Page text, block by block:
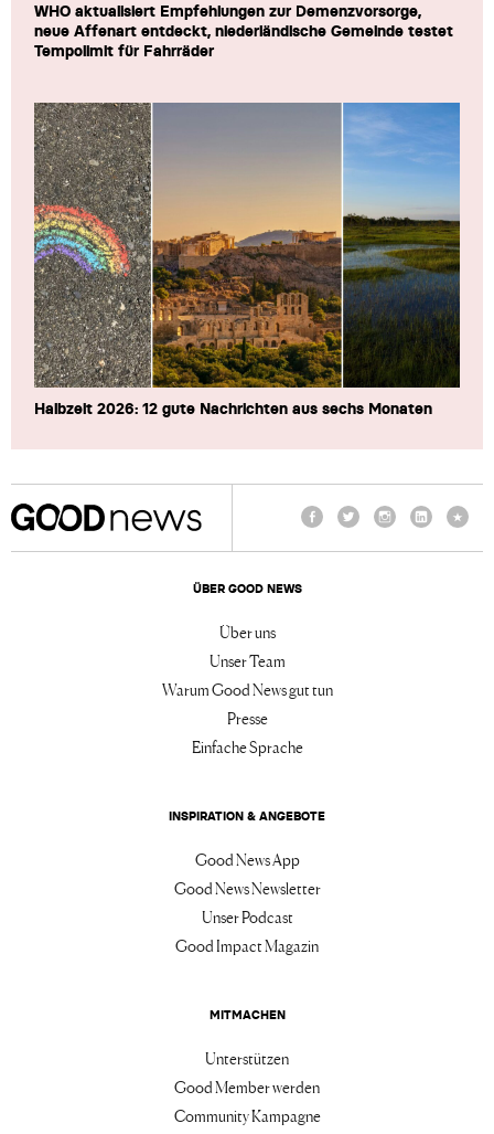
WHO aktualisiert Empfehlungen zur Demenzvorsorge,
neue Affenart entdeckt, niederländische Gemeinde testet
Tempolimit für Fahrräder
Halbzeit 2026: 12 gute Nachrichten aus sechs Monaten
ÜBER GOOD NEWS
Über uns
Unser Team
Warum Good News gut tun
Presse
Einfache Sprache
INSPIRATION & ANGEBOTE
Good News App
Good News Newsletter
Unser Podcast
Good Impact Magazin
MITMACHEN
Unterstützen
Good Member werden
Community Kampagne